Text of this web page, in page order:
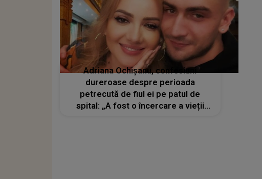
Adriana Ochișanu, confesiuni
dureroase despre perioada
petrecută de fiul ei pe patul de
spital: „A fost o încercare a vieții